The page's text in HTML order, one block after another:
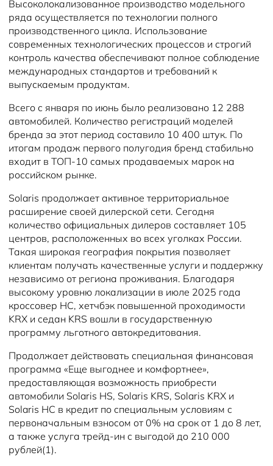
Высоколокализованное производство модельного
ряда осуществляется по технологии полного
производственного цикла. Использование
современных технологических процессов и строгий
контроль качества обеспечивают полное соблюдение
международных стандартов и требований к
выпускаемым продуктам.
Всего с января по июнь было реализовано 12 288
автомобилей. Количество регистраций моделей
бренда за этот период составило 10 400 штук. По
итогам продаж первого полугодия бренд стабильно
входит в ТОП-10 самых продаваемых марок на
российском рынке.
Solaris продолжает активное территориальное
расширение своей дилерской сети. Сегодня
количество официальных дилеров составляет 105
центров, расположенных во всех уголках России.
Такая широкая география покрытия позволяет
клиентам получать качественные услуги и поддержку
независимо от региона проживания. Благодаря
высокому уровню локализации в июле 2025 года
кроссовер HC, хетчбэк повышенной проходимости
KRX и седан KRS вошли в государственную
программу льготного автокредитования.
Продолжает действовать специальная финансовая
программа «Еще выгоднее и комфортнее»,
предоставляющая возможность приобрести
автомобили Solaris HS, Solaris KRS, Solaris KRX и
Solaris HC в кредит по специальным условиям с
первоначальным взносом от 0% на срок от 1 до 8 лет,
а также услуга трейд-ин с выгодой до 210 000
рублей(1).